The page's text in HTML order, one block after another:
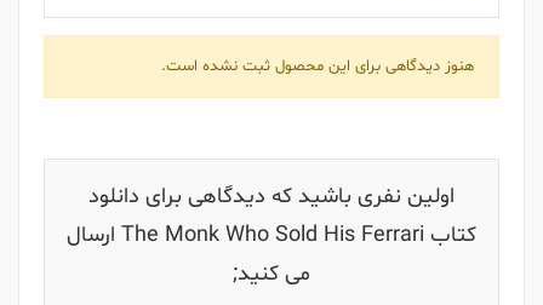
هنوز دیدگاهی برای این محصول ثبت نشده است.
اولین نفری باشید که دیدگاهی برای دانلود
کتاب The Monk Who Sold His Ferrari ارسال
می کنید;